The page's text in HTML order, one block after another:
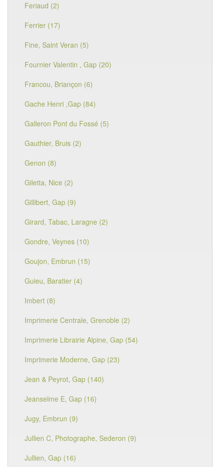
Feriaud (2)
Ferrier (17)
Fine, Saint Veran (5)
Fournier Valentin , Gap (20)
Francou, Briançon (6)
Gache Henri ,Gap (84)
Galleron Pont du Fossé (5)
Gauthier, Bruis (2)
Genon (8)
Giletta, Nice (2)
Gillibert, Gap (9)
Girard, Tabac, Laragne (2)
Gondre, Veynes (10)
Goujon, Embrun (15)
Guieu, Baratier (4)
Imbert (8)
Imprimerie Centrale, Grenoble (2)
Imprimerie Librairie Alpine, Gap (54)
Imprimerie Moderne, Gap (23)
Jean & Peyrot, Gap (140)
Jeanselme E, Gap (16)
Jugy, Embrun (9)
Jullien C, Photographe, Sederon (9)
Jullien, Gap (16)